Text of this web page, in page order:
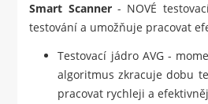
Smart Scanner- NOVÉ
testování a umožňuje pracovat
Testovací jádro AVG -
algoritmus zkracuje dobu
pracovat rychleji a